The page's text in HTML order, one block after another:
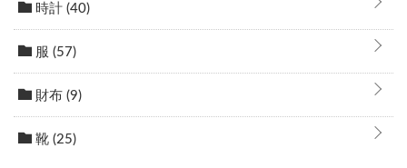
時計 (40)
服 (57)
財布 (9)
靴 (25)